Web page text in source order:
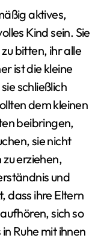
aktives,
Kind sein. Sie
bitten, ihr alle
ist die kleine
schließlich
dem kleinen
beibringen,
sie nicht
erziehen,
und
dass ihre Eltern
sich so
Ruhe mit ihnen